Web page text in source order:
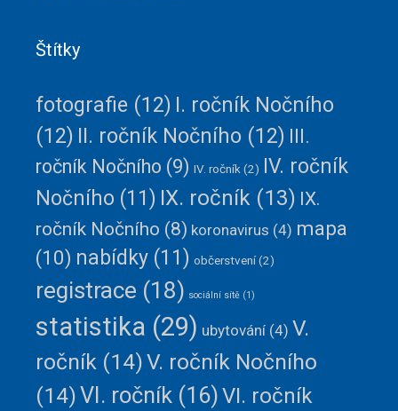
Štítky
fotografie (12) I. ročník Nočního
(12) II. ročník Nočního (12)
III.
ročník Nočního (9) IV. ročník(2) IV. ročník
Nočního (11) IX. ročník (13) IX.
ročník Nočního (8) koronavirus (4) mapa
(10) nabídky (11) občerstvení(2)
registrace (18) sociální sítě (1)
statistika (29) ubytování (4) V.
ročník (14)V. ročník Nočního
(14)VI. ročník (16)VI. ročník